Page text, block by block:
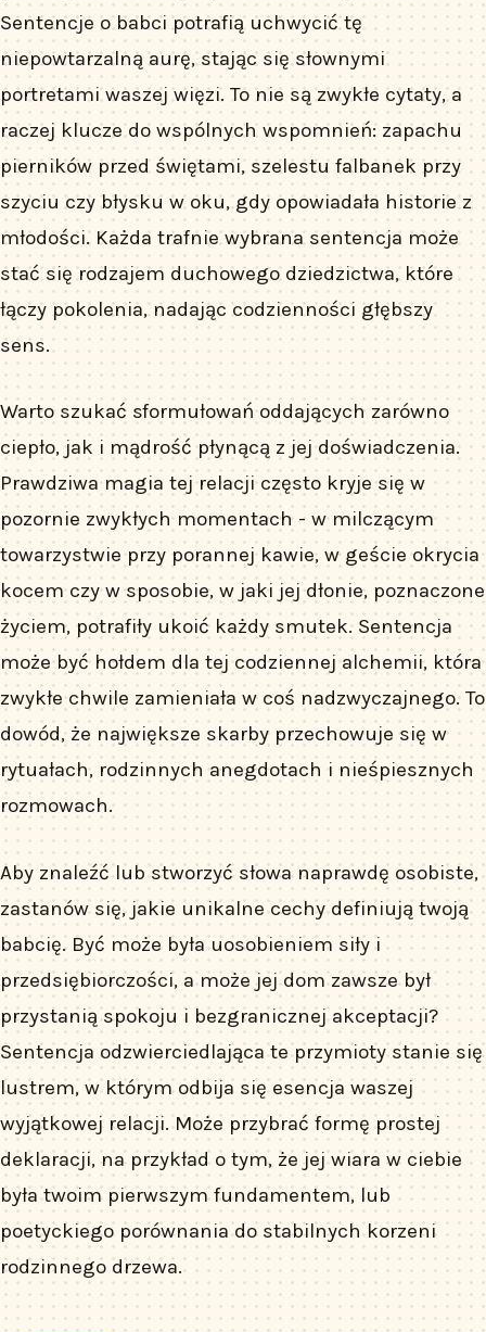
Sentencje o babci potrafią uchwycić tę
niepowtarzalną aurę, stając się słownymi
portretami waszej więzi. To nie są zwykłe cytaty, a
raczej klucze do wspólnych wspomnień: zapachu
pierników przed świętami, szelestu falbanek przy
szyciu czy błysku w oku, gdy opowiadała historie z
młodości. Każda trafnie wybrana sentencja może
stać się rodzajem duchowego dziedzictwa, które
łączy pokolenia, nadając codzienności głębszy
sens.
Warto szukać sformułowań oddających zarówno
ciepło, jak i mądrość płynącą z jej doświadczenia.
Prawdziwa magia tej relacji często kryje się w
pozornie zwykłych momentach - w milczącym
towarzystwie przy porannej kawie, w geście okrycia
kocem czy w sposobie, w jaki jej dłonie, poznaczone
życiem, potrafiły ukoić każdy smutek. Sentencja
może być hołdem dla tej codziennej alchemii, która
zwykłe chwile zamieniała w coś nadzwyczajnego. To
dowód, że największe skarby przechowuje się w
rytuałach, rodzinnych anegdotach i nieśpiesznych
rozmowach.
Aby znaleźć lub stworzyć słowa naprawdę osobiste,
zastanów się, jakie unikalne cechy definiują twoją
babcię. Być może była uosobieniem siły i
przedsiębiorczości, a może jej dom zawsze był
przystanią spokoju i bezgranicznej akceptacji?
Sentencja odzwierciedlająca te przymioty stanie się
lustrem, w którym odbija się esencja waszej
wyjątkowej relacji. Może przybrać formę prostej
deklaracji, na przykład o tym, że jej wiara w ciebie
była twoim pierwszym fundamentem, lub
poetyckiego porównania do stabilnych korzeni
rodzinnego drzewa.